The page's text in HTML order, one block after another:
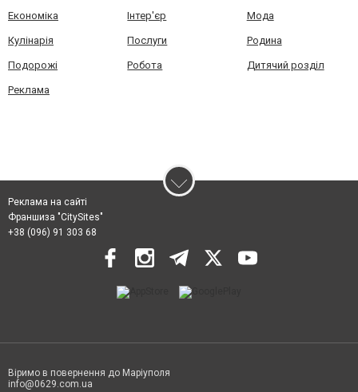
Економіка Інтер'єр Мода
Кулінарія Послуги Родина
Подорожі Робота Дитячий розділ
Реклама
Реклама на сайті
Франшиза "CitySites"
+38 (096) 91 303 68
Віримо в повернення до Маріуполя
info@0629.com.ua